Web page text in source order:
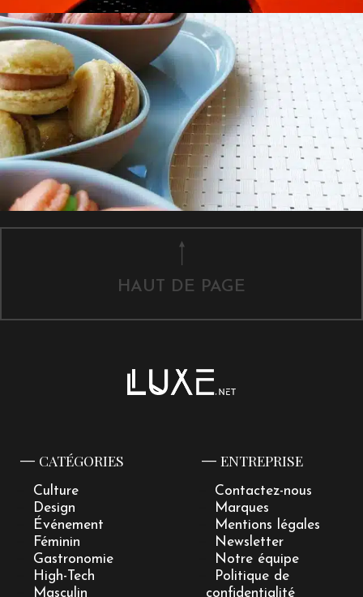
HAUT DE PAGE
CATÉGORIES
Culture
Design
Événement
Féminin
Gastronomie
High-Tech
Masculin
ENTREPRISE
Contactez-nous
Marques
Mentions légales
Newsletter
Notre équipe
Politique de
confidentialité